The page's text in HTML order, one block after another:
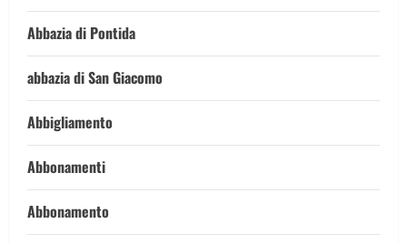
Abbazia di Pontida
abbazia di San Giacomo
Abbigliamento
Abbonamenti
Abbonamento